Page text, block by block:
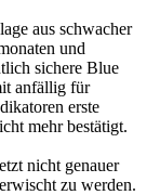
aus schwacher
und
sichere Blue
anfällig für
erste
mehr bestätigt.
nicht genauer
zu werden.